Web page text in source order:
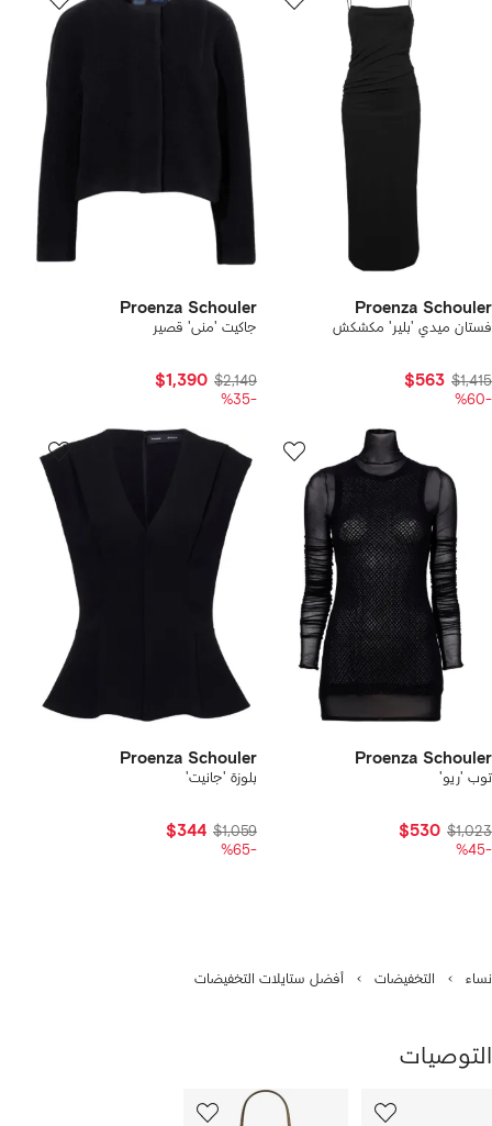
Proenza Schouler
فستان ميدي 'بلير' مكشكش
$1,415
$563
-%60
Proenza Schouler
جاكيت 'منى' قصير
$2,149
$1,390
-%35
Proenza Schouler
توب 'ريو'
$1,023
$530
-%45
Proenza Schouler
بلوزة 'جانيت'
$1,059
$344
-%65
نساء التخفيضات أفضل ستايلات التخفيضات
التوصيات